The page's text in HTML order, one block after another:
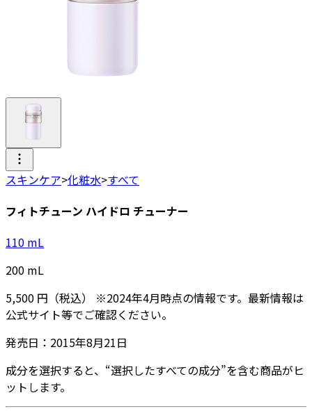
スキンケア>化粧水>すべて
フィトチューン ハイドロ チューナー
110 mL
200 mL
5,500 円 （税込） ※2024年4月時点の情報です。最新情報は
公式サイト等でご確認ください。
発売日： 2015年8月21日
成分を選択すると、“選択したすべての成分”を含む商品がヒ
ットします。